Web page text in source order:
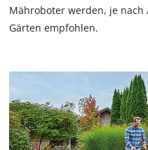
Mähroboter werden, je nach
Gärten empfohlen.